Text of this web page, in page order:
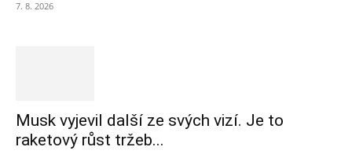
7. 8. 2026
Musk vyjevil další ze svých vizí. Je to
raketový růst tržeb...